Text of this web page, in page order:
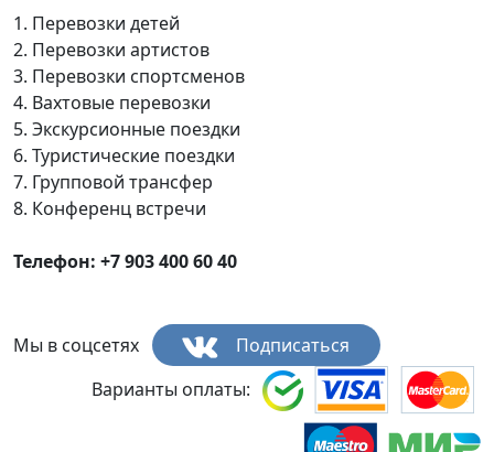
1. Перевозки детей
2. Перевозки артистов
3. Перевозки спортсменов
4. Вахтовые перевозки
5. Экскурсионные поездки
6. Туристические поездки
7. Групповой трансфер
8. Конференц встречи
Телефон: +7 903 400 60 40
Мы в соцсетях
Подписаться
Варианты оплаты: